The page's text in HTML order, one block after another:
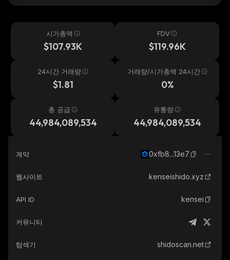
시가총액
$107.93K
FDV
$119.96K
24시간 거래량
$1.81
거래량/시가총액 24시간
0%
총 공급
44,984,089,534
유통량
44,984,089,534
계약 0xfb8...13e7
웹사이트 kenseishido.xyz
API ID kensei
커뮤니티
탐색기 shidoscan.net